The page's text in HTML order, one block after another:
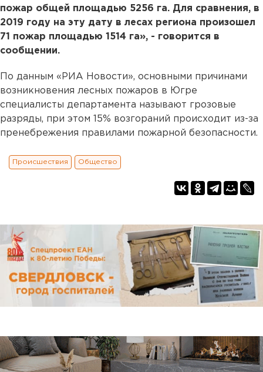
пожар общей площадью 5256 га. Для сравнения, в
2019 году на эту дату в лесах региона произошел
71 пожар площадью 1514 га», - говорится в
сообщении.
По данным «РИА Новости», основными причинами
возникновения лесных пожаров в Югре
специалисты департамента называют грозовые
разряды, при этом 15% возгораний происходит из-за
пренебрежения правилами пожарной безопасности.
Происшествия Общество